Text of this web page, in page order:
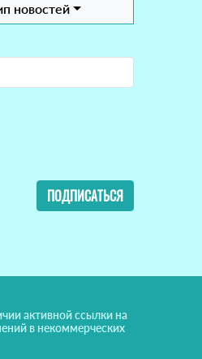
новостей
ПОДПИСАТЬСЯ
активной ссылки на
в некоммерческих